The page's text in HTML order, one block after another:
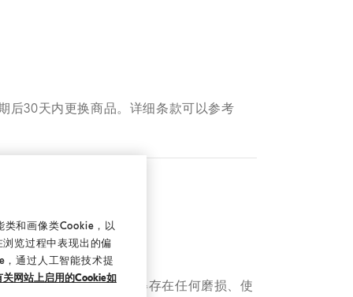
后30天内更换商品。详细条款可以参考
。退回产品的表面不得存在任何磨损、使
和画像类Cookie，以
览过程中表现出的偏
通过人工智能技术提
网站上启用的Cookie如